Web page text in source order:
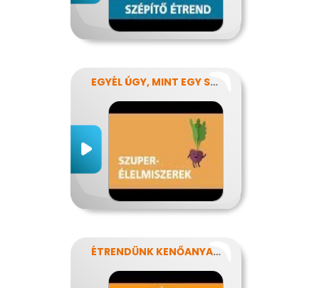
EGYÉL ÚGY, MINT EGY SZUPERHŐS!
ÉTRENDÜNK KENŐANYAGAI: A ZSÍROK